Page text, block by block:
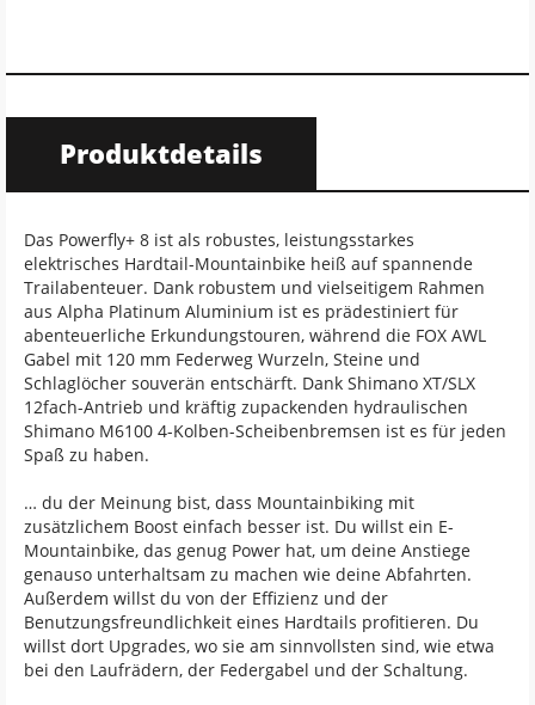
Produktdetails
Das Powerfly+ 8 ist als robustes, leistungsstarkes
elektrisches Hardtail-Mountainbike heiß auf spannende
Trailabenteuer. Dank robustem und vielseitigem Rahmen
aus Alpha Platinum Aluminium ist es prädestiniert für
abenteuerliche Erkundungstouren, während die FOX AWL
Gabel mit 120 mm Federweg Wurzeln, Steine und
Schlaglöcher souverän entschärft. Dank Shimano XT/SLX
12fach-Antrieb und kräftig zupackenden hydraulischen
Shimano M6100 4-Kolben-Scheibenbremsen ist es für jeden
Spaß zu haben.
… du der Meinung bist, dass Mountainbiking mit
zusätzlichem Boost einfach besser ist. Du willst ein E-
Mountainbike, das genug Power hat, um deine Anstiege
genauso unterhaltsam zu machen wie deine Abfahrten.
Außerdem willst du von der Effizienz und der
Benutzungsfreundlichkeit eines Hardtails profitieren. Du
willst dort Upgrades, wo sie am sinnvollsten sind, wie etwa
bei den Laufrädern, der Federgabel und der Schaltung.